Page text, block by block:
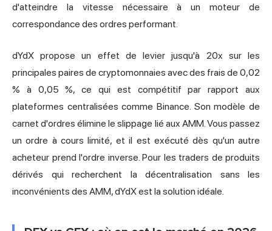
d'atteindre la vitesse nécessaire à un moteur de
correspondance des ordres performant.
dYdX propose un effet de levier jusqu'à 20x sur les
principales paires de cryptomonnaies avec des frais de 0,02
% à 0,05 %, ce qui est compétitif par rapport aux
plateformes centralisées comme Binance. Son modèle de
carnet d'ordres élimine le slippage lié aux AMM. Vous passez
un ordre à cours limité, et il est exécuté dès qu'un autre
acheteur prend l'ordre inverse. Pour les traders de produits
dérivés qui recherchent la décentralisation sans les
inconvénients des AMM, dYdX est la solution idéale.